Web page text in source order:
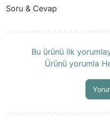
Soru & Cevap
Bu ürünü ilk
Ürünü yorumla